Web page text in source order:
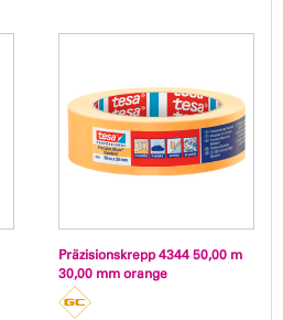
Präzisionskrepp 4344 50,00 m
30,00 mm orange